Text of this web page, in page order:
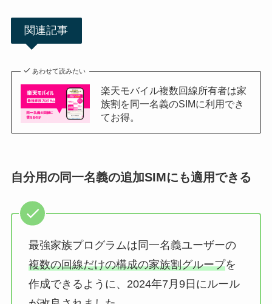
関連記事
あわせて読みたい
楽天モバイル複数回線所有者は家
族割を同一名義のSIMに利用でき
てお得。
自分用の同一名義の追加SIMにも適用できる
最強家族プログラムは同一名義ユーザーの
複数の回線だけの構成の家族割グループを
作成できるように、2024年7月9日にルール